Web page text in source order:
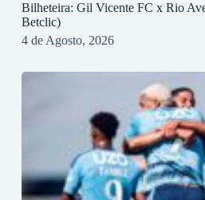
Bilheteira: Gil Vicente FC x Rio
Betclic)
4 de Agosto, 2026